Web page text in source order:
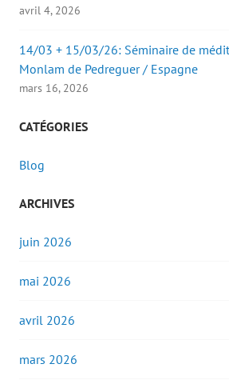
avril 4, 2026
14/03 + 15/03/26: Séminaire de
Monlam de Pedreguer / Espagne
mars 16, 2026
CATÉGORIES
Blog
ARCHIVES
juin 2026
mai 2026
avril 2026
mars 2026